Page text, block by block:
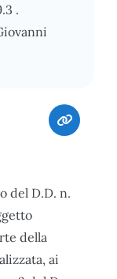
.
del D.D. n.
della
ai